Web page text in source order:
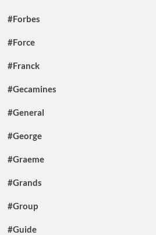
#Forbes
#Force
#Franck
#Gecamines
#General
#George
#Graeme
#Grands
#Group
#Guide